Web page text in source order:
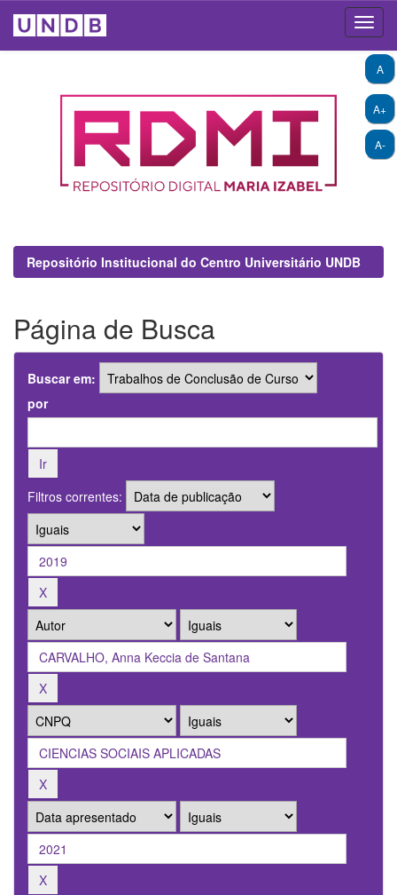
A+
A-
A
Repositório Institucional do Centro Universitário UNDB
Página de Busca
Buscar em:
por
Filtros correntes: